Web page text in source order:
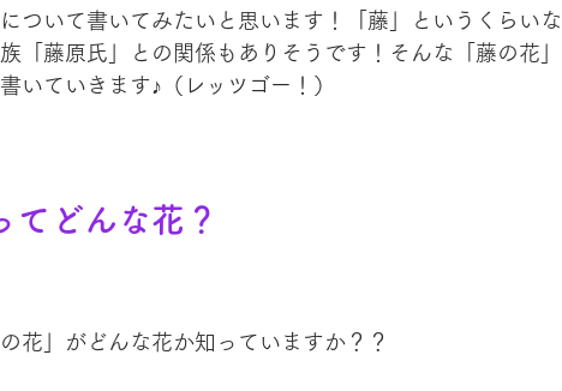
ついて書いてみたいと思います！「藤」というくらいな
「藤原氏」との関係もありそうです！そんな「藤の花」
いていきます♪（レッツゴー！）
てどんな花？
花」がどんな花か知っていますか？？